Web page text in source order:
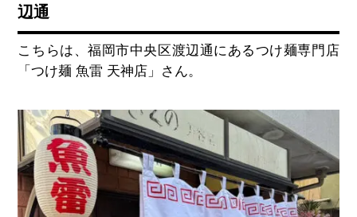
辺通
こちらは、福岡市中央区渡辺通にあるつけ麺専門店
「つけ麺 魚雷 天神店」さん。